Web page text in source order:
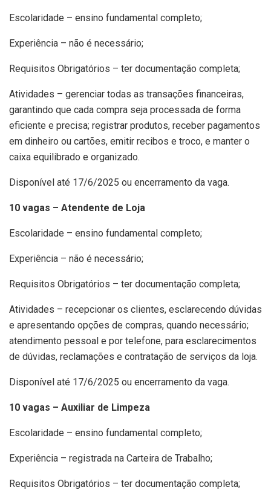
Escolaridade – ensino fundamental completo;
Experiência – não é necessário;
Requisitos Obrigatórios – ter documentação completa;
Atividades – gerenciar todas as transações financeiras,
garantindo que cada compra seja processada de forma
eficiente e precisa; registrar produtos, receber pagamentos
em dinheiro ou cartões, emitir recibos e troco, e manter o
caixa equilibrado e organizado.
Disponível até 17/6/2025 ou encerramento da vaga.
10 vagas – Atendente de Loja
Escolaridade – ensino fundamental completo;
Experiência – não é necessário;
Requisitos Obrigatórios – ter documentação completa;
Atividades – recepcionar os clientes, esclarecendo dúvidas
e apresentando opções de compras, quando necessário;
atendimento pessoal e por telefone, para esclarecimentos
de dúvidas, reclamações e contratação de serviços da loja.
Disponível até 17/6/2025 ou encerramento da vaga.
10 vagas – Auxiliar de Limpeza
Escolaridade – ensino fundamental completo;
Experiência – registrada na Carteira de Trabalho;
Requisitos Obrigatórios – ter documentação completa;